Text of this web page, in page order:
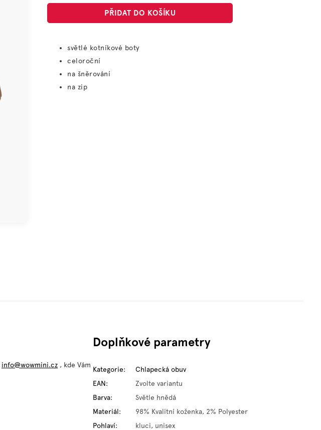
PŘIDAT DO KOŠÍKU
světlé kotníkové boty
celoroční
na šněrování
na zip
info@wowmini.cz , kde Vám
Doplňkové parametry
Kategorie:
Chlapecká obuv
EAN:
Zvolte variantu
Barva:
Světle hnědá
Materiál:
98% Kvalitní koženka, 2% Polyester
Pohlaví: kluci, unisex